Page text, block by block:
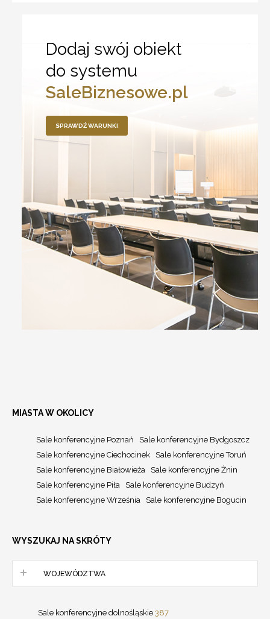
Dodaj swój obiekt
do systemu
SaleBiznesowe.pl
SPRAWDŹ WARUNKI
MIASTA W OKOLICY
Sale konferencyjne Poznań
Sale konferencyjne Bydgoszcz
Sale konferencyjne Ciechocinek
Sale konferencyjne Toruń
Sale konferencyjne Białowieża
Sale konferencyjne Żnin
Sale konferencyjne Piła
Sale konferencyjne Budzyń
Sale konferencyjne Września
Sale konferencyjne Bogucin
WYSZUKAJ NA SKRÓTY
WOJEWÓDZTWA
Sale konferencyjne dolnośląskie 387